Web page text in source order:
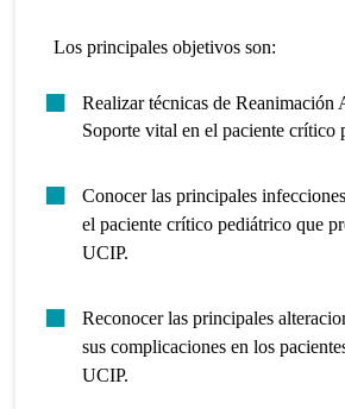
Los principales objetivos son:
Realizar técnicas de Reanimación
Soporte vital en el paciente crítico
Conocer las principales
el paciente crítico pediátrico que
UCIP.
Reconocer las principales
sus complicaciones en los
UCIP.